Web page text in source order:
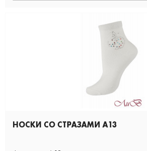
НОСКИ СО СТРАЗАМИ А13